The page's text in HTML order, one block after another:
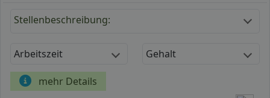
Stellenbeschreibung:
Arbeitszeit Gehalt
mehr Details